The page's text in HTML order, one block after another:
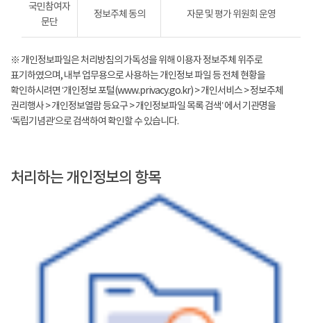
국민참여자
문단
정보주체 동의 자문 및 평가 위원회 운영
※ 개인정보파일은 처리방침의 가독성을 위해 이용자 정보주체 위주로
표기하였으며, 내부 업무용으로 사용하는 개인정보 파일 등 전체 현황을
확인하시려면 ‘개인정보 포털(www.privacy.go.kr) > 개인서비스 > 정보주체
권리행사 > 개인정보열람 등요구 > 개인정보파일 목록 검색’ 에서 기관명을
‘독립기념관’으로 검색하여 확인할 수 있습니다.
처리하는 개인정보의 항목